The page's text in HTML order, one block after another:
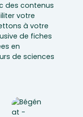
des contenus
votre
à votre
de fiches
en
de sciences